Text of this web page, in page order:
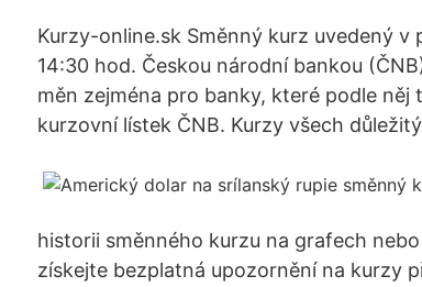
Kurzy-online.sk Směnný kurz uvedený
14:30 hod. Českou národní bankou
měn zejména pro banky, které podle
kurzovní lístek ČNB. Kurzy všech
historii směnného kurzu na grafech
získejte bezplatná upozornění na kurzy